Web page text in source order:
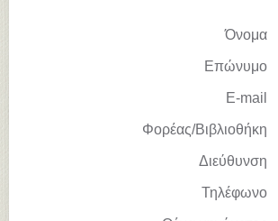
Όνομα
Επώνυμο
E-mail
Φορέας/Βιβλιοθήκη
Διεύθυνση
Τηλέφωνο